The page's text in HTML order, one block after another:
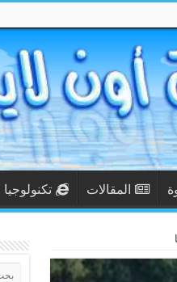
المقالات تكنولوجيا